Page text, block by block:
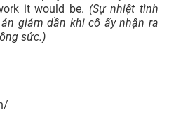
it would be. (Sự nhiệt tình
giảm dần khi cô ấy nhận ra
sức.)